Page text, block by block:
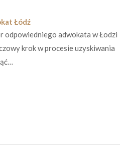
Łódź
odpowiedniego adwokata w Łodzi
krok w procesie uzyskiwania